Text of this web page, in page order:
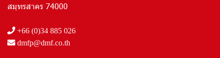
สมุทรสาคร 74000
+66 (0)34 885 026
dmfp@dmf.co.th